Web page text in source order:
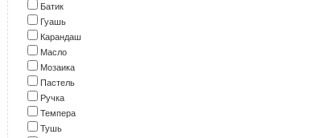
Батик
Гуашь
Карандаш
Масло
Мозаика
Пастель
Ручка
Темпера
Тушь